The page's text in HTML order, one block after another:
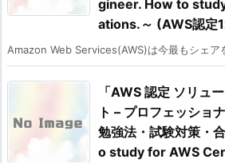
gineer. How to
ations.～ (AWS認定
Amazon Web Services(AWS)は今最もシェア
「AWS 認定 ソリュ
ト – プロフェッショ
勉強法・試験対策・
o study for AWS